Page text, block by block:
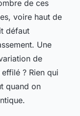
de ces
voire haut de
défaut
Une
de
? Rien qui
quand on